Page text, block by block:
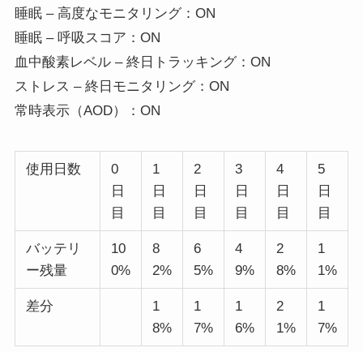
睡眠 – 高度なモニタリング：ON
睡眠 – 呼吸スコア：ON
血中酸素レベル – 終日トラッキング：ON
ストレス – 終日モニタリング：ON
常時表示（AOD）：ON
使用日数
0
日
目
1
日
目
2
日
目
3
日
目
4
日
目
5
日
目
バッテリ
ー残量
10
0%
8
2%
6
5%
4
9%
2
8%
1
1%
差分
1
8%
1
7%
1
6%
2
1%
1
7%